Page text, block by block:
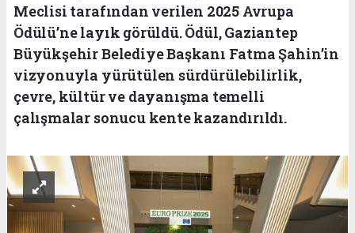
Meclisi tarafından verilen 2025 Avrupa
Ödülü’ne layık görüldü. Ödül, Gaziantep
Büyükşehir Belediye Başkanı Fatma Şahin’in
vizyonuyla yürütülen sürdürülebilirlik,
çevre, kültür ve dayanışma temelli
çalışmalar sonucu kente kazandırıldı.